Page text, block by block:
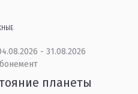
- 31.08.2026
планеты